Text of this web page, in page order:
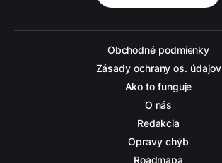
Obchodné podmienky
Zásady ochrany os. údajov
Ako to funguje
O nás
Redakcia
Opravy chýb
Roadmapa